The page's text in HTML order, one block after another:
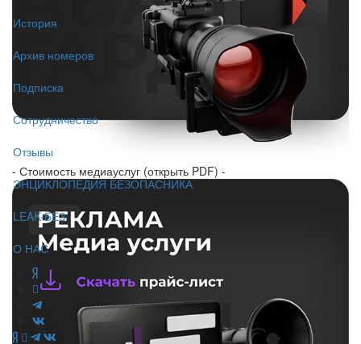
История
Архив номеров
Подписка
Сотрудничество
Отзывы
ЭНЦИКЛОПЕДИЯ БЕЗОПАСНИКА
LEAK-БЕЗ
О НАС
- Стоимость медиауслуг (открыть PDF) -